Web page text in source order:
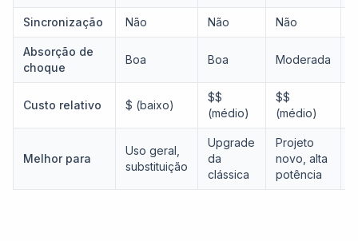
Sincronização Não Não Não
Absorção de
choque
Boa Boa Moderada
Custo relativo $ (baixo)
$$
(médio)
$$
(médio)
Melhor para
Uso geral,
substituição
Upgrade
da
clássica
Projeto
novo, alta
potência